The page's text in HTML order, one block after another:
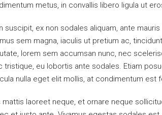
metus, in convallis libero ligula ut
suscipit, ex non sodales aliquam, ante
sem magna, iaculis ut pretium ac,
lorem sem accumsan nunc, nec
tristique, eu lobortis ante sodales. Etiam
nulla eget elit mollis, at condimentum est
mattis laoreet neque, et ornare neque